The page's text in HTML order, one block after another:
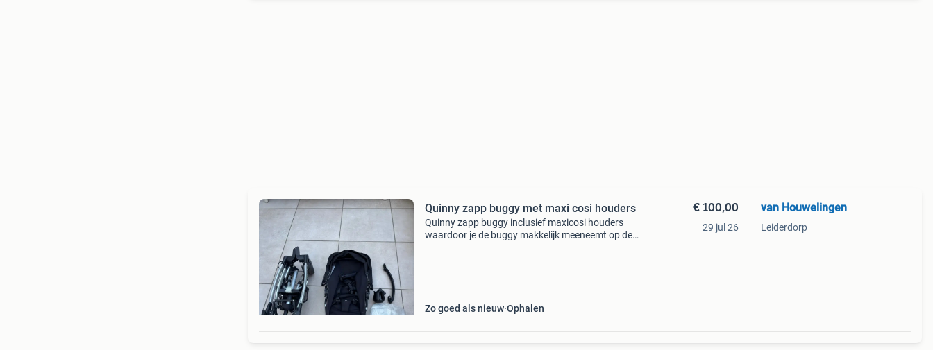
Quinny zapp buggy met maxi cosi houders
Quinny zapp buggy inclusief maxicosi houders
waardoor je de buggy makkelijk meeneemt op de
Zo goed als nieuw Ophalen
€ 100,00
29 jul 26
van Houwelingen
Leiderdorp